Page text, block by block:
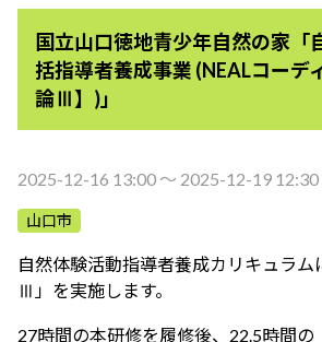
自然環境を守る
生活環境を守る（大気・水）
国立山口徳地青少年自然の家「
括指導者養成事業 (NEALコーデ
論Ⅲ】)」
2025-12-16 13:00 〜 2025-12-19 12:30
山口市
自然体験活動指導者養成カリキュラム
Ⅲ」を実施します。
27時間の本研修を履修後、22.5時間